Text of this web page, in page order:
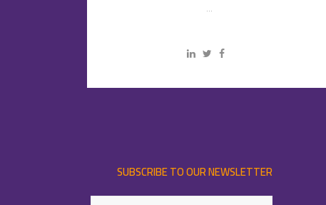
...
SUBSCRIBE TO OUR NEWSLETTER